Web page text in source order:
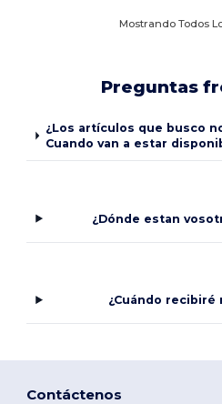
Mostrando Todos
Preguntas
¿Los artículos que busco
Cuando van a estar
¿Dónde estan
¿Cuándo recibiré
Contáctenos